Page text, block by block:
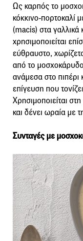
Ως καρπός το
κόκκινο-πορτοκαλί
(macis) στα γαλλικά
χρησιμοποιείται
εύθραυστο,
από το
ανάμεσα στο πιπέρι
επίγευση που
Χρησιμοποιείται
και δένει ωραία με
Συνταγές με